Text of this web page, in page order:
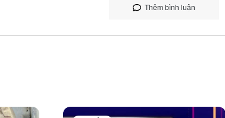
giao thông đô thị trong tương lai. Đối với hệ
Thủ đô, Hà Nội sẽ thay thế các tuyến BRT hiện
vành đai, cũng như các trục đường hướng tâm,
hơn, và nâng tỷ lệ vận tải hành khách công
Thêm bình luận